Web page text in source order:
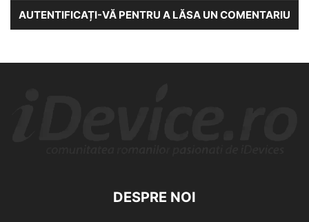
AUTENTIFICAȚI-VĂ PENTRU A LĂSA UN COMENTARIU
DESPRE NOI